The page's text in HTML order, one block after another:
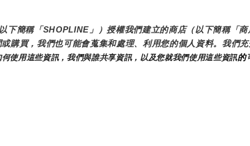
簡稱「SHOPLINE」）授權我們建立的商店（以下簡稱「
購買，我們也可能會蒐集和處理、利用您的個人資料。我們
使用這些資訊，我們與誰共享資訊，以及您就我們使用這些資訊的